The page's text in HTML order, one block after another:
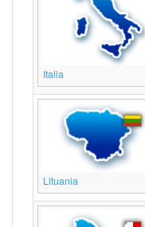
Italia
Lituania